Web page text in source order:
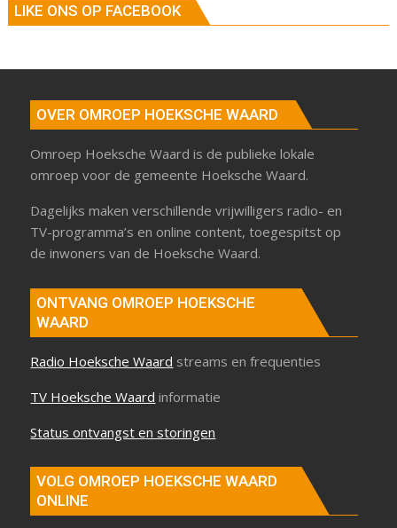
LIKE ONS OP FACEBOOK
OVER OMROEP HOEKSCHE WAARD
Omroep Hoeksche Waard is de publieke lokale
omroep voor de gemeente Hoeksche Waard.
Dagelijks maken verschillende vrijwilligers radio- en
TV-programma’s en online content, toegespitst op
de inwoners van de Hoeksche Waard.
ONTVANG OMROEP HOEKSCHE
WAARD
Radio Hoeksche Waard streams en frequenties
TV Hoeksche Waard informatie
Status ontvangst en storingen
VOLG OMROEP HOEKSCHE WAARD
ONLINE